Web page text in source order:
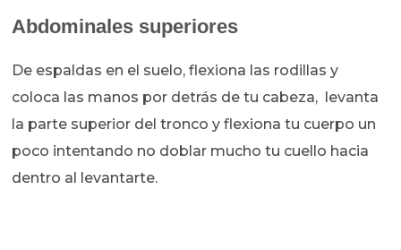
Abdominales superiores
De espaldas en el suelo, flexiona las rodillas y
coloca las manos por detrás de tu cabeza, levanta
la parte superior del tronco y flexiona tu cuerpo un
poco intentando no doblar mucho tu cuello hacia
dentro al levantarte.